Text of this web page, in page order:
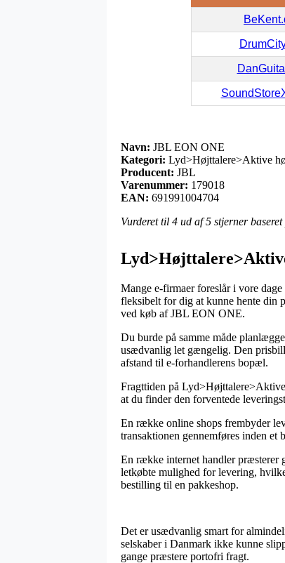
Navn: JBL EON ONE
Kategori: Lyd>Højttalere>Aktive
Producent: JBL
Varenummer: 179018
EAN: 691991004704
Vurderet til 4 ud af 5 stjerner baseret
Mange e-firmaer foreslår i vore
fleksibelt for dig at kunne hente din
ved køb af JBL EON ONE.
Du burde på samme måde
usædvanlig let gængelig. Den
afstand til e-forhandlerens bopæl.
Fragttiden på
at du finder den forventede
En række online shops frembyder
transaktionen gennemføres inden et
En række internet handler præsterer
letkøbte mulighed for levering,
bestilling til en pakkeshop.
Det er usædvanlig smart for
selskaber i Danmark ikke kunne
gange præstere portofri fragt.